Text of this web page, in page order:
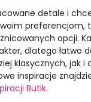
detale i
preferencjom,
opcji.
dlatego łatwo
klasycznych, jak i
inspiracje
Butik.